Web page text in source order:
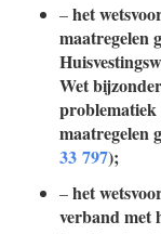
–het
maatregelen
Wet
maatregelen
33 797);
–het
verband met